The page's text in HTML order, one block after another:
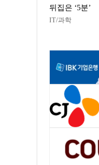
뒤집은 ‘5분’
IT/과학